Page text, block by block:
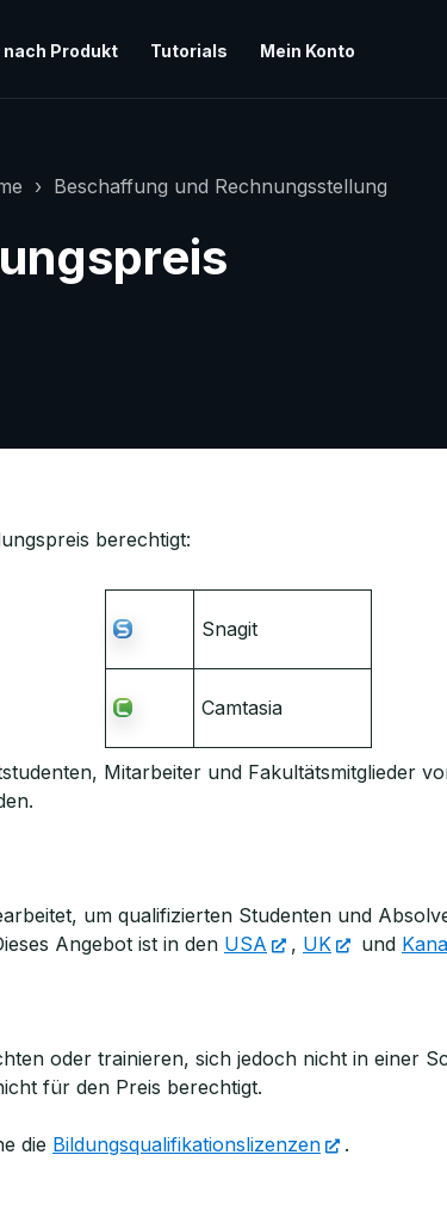
Produkt Tutorials Mein Konto
Beschaffung und Rechnungsstellung
berechtigt:
Snagit
Camtasia
Mitarbeiter und Fakultätsmitglieder
um qualifizierten Studenten und
Angebot ist in den USA , UK und
oder trainieren, sich jedoch nicht in einer
für den Preis berechtigt.
die Bildungsqualifikationslizenzen .